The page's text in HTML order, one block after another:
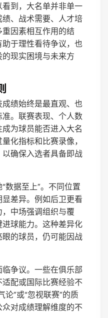
到，大名单并非单一
、战术需要、人才培
因素相互作用的结
于理性看待争议，也
现实困境与未来方
绩始终是最直观、也
。联赛表现、个人数
为球员能否进入大名
化指标和比赛录像，
确保入选者具备即战
数据至上”。不同位置
差异。例如后卫更看
中场强调组织与覆
球能力。这种差异化
的球员，仍可能因战
争议。一些在俱乐部
配或国际比赛经验不
论”或“忽视联赛”的质
对成绩理解维度的不